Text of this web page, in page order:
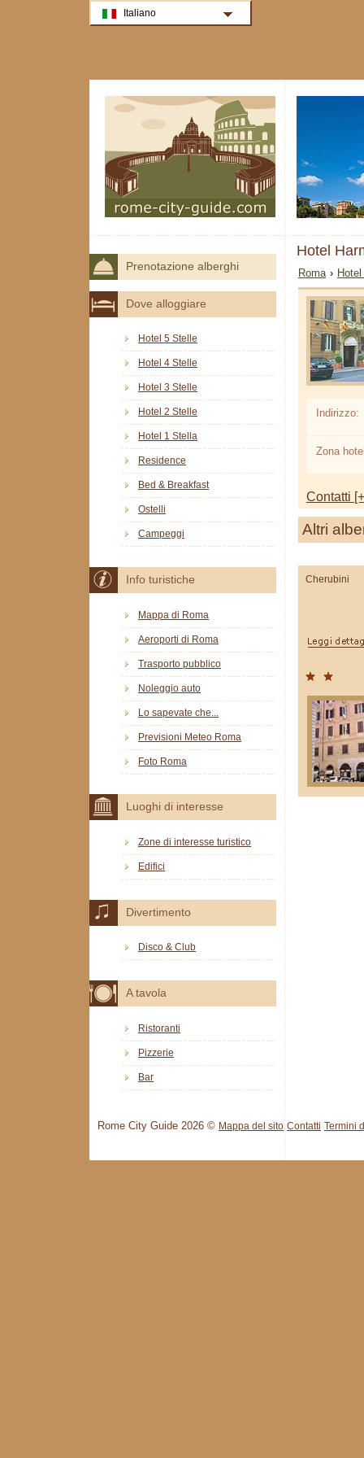
Hotel
Roma ›
Indirizzo:
Zona
Contatti
Altri
Cherubini
Prenotazione alberghi
Dove alloggiare
Hotel 5 Stelle
Hotel 4 Stelle
Hotel 3 Stelle
Hotel 2 Stelle
Hotel 1 Stella
Residence
Bed & Breakfast
Ostelli
Campeggi
Info turistiche
Mappa di Roma
Aeroporti di Roma
Trasporto pubblico
Noleggio auto
Lo sapevate che...
Previsioni Meteo Roma
Foto Roma
Luoghi di interesse
Zone di interesse turistico
Edifici
Divertimento
Disco & Club
A tavola
Ristoranti
Pizzerie
Bar
Rome City Guide 2026 © Mappa del sito Contatti Termini
Italiano